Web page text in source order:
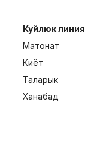
Куйлюк линия
Матонат
Киёт
Таларык
Ханабад